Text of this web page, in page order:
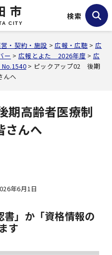
市
CITY
検索
・契約・施設 >広報・広聴 > 広
ー >広報とよた 2026年度 > 広
> ピックアップ02 後期
んへ
高齢者医療制
さんへ
年6月1日
」か「資格情報の
す